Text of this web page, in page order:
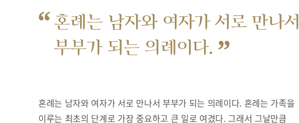
“혼례는 남자와 여자가 서로 만나서
부부가 되는 의례이다. ”
혼례는 남자와 여자가 서로 만나서 부부가 되는 의례이다. 혼례는 가족을
이루는 최초의 단계로 가장 중요하고 큰 일로 여겼다. 그래서 그날만큼